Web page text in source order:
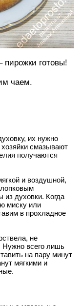
пирожки готовы!
чаем.
их нужно
смазывают
получаются
и воздушной,
из духовки. Когда
миску или
в прохладное
не
Нужно всего лишь
на пару минут
мягкими и